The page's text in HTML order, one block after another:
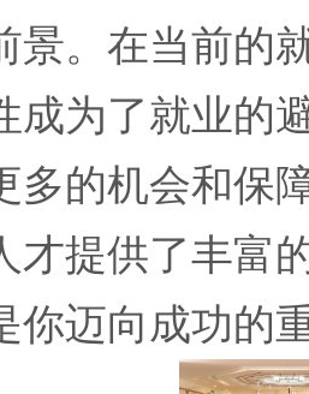
景。在当前的
成为了就业的
多的机会和保
才提供了丰富
你迈向成功的